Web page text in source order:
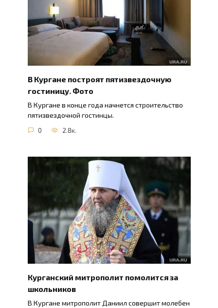
В Кургане построят пятизвездочную
гостиницу. Фото
В Кургане в конце года начнется строительство
пятизвездочной гостинцы.
0 2.8к.
Курганский митрополит помолится за
школьников
В Кургане митрополит Даниил совершит молебен